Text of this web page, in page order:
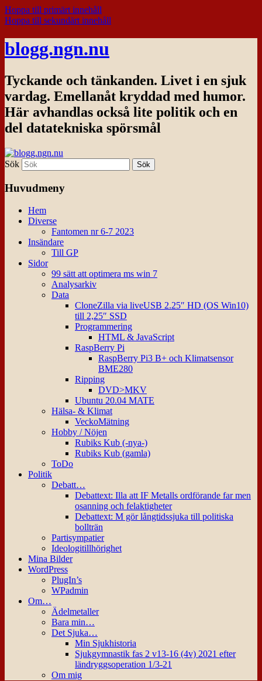
Hoppa till primärt innehåll
Hoppa till sekundärt innehåll
blogg.ngn.nu
Tyckande och tänkanden. Livet i en sjuk
vardag. Emellanåt kryddad med humor.
Här avhandlas också lite politik och en
del datatekniska spörsmål
Sök
Huvudmeny
Hem
Diverse
Fantomen nr 6-7 2023
Insändare
Till GP
Sidor
99 sätt att optimera ms win 7
Analysarkiv
Data
CloneZilla via liveUSB 2.25″ HD (OS Win10)
till 2,25″ SSD
Programmering
HTML & JavaScript
RaspBerry Pi
RaspBerry Pi3 B+ och Klimatsensor
BME280
Ripping
DVD>MKV
Ubuntu 20.04 MATE
Hälsa- & Klimat
VeckoMätning
Hobby / Nöjen
Rubiks Kub (-nya-)
Rubiks Kub (gamla)
ToDo
Politik
Debatt…
Debattext: Illa att IF Metalls ordförande far men
osanning och felaktigheter
Debattext: M gör långtidssjuka till politiska
bollträn
Partisympatier
Ideologitillhörighet
Mina Bilder
WordPress
PlugIn’s
WPadmin
Om…
Ädelmetaller
Bara min…
Det Sjuka…
Min Sjukhistoria
Sjukgymnastik fas 2 v13-16 (4v) 2021 efter
ländryggsoperation 1/3-21
Om mig